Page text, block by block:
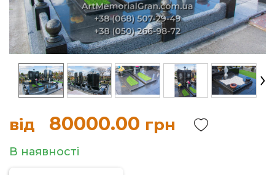
від 80000.00 грн
В наявності